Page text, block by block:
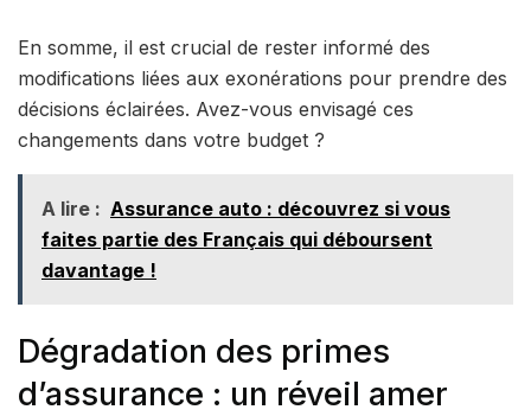
En somme, il est crucial de rester informé des
modifications liées aux exonérations pour prendre des
décisions éclairées. Avez-vous envisagé ces
changements dans votre budget ?
A lire : Assurance auto : découvrez si vous
faites partie des Français qui déboursent
davantage !
Dégradation des primes
d’assurance : un réveil amer